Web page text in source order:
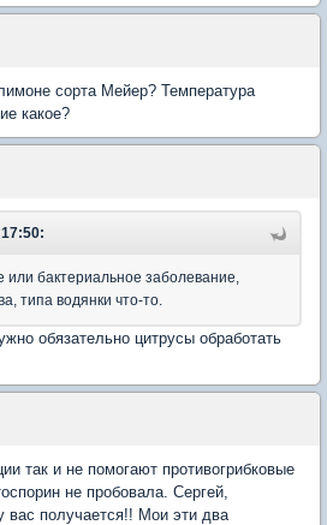
сорта Мейер? Температура
какое?
или бактериальное заболевание,
типа водянки что-то.
обязательно цитрусы обработать
так и не помогают противогрибковые
не пробовала. Сергей,
вас получается!! Мои эти два